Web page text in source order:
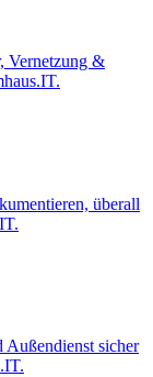
Vernetzung &
überall
sicher